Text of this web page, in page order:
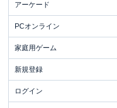
アーケード
PCオンライン
家庭用ゲーム
新規登録
ログイン